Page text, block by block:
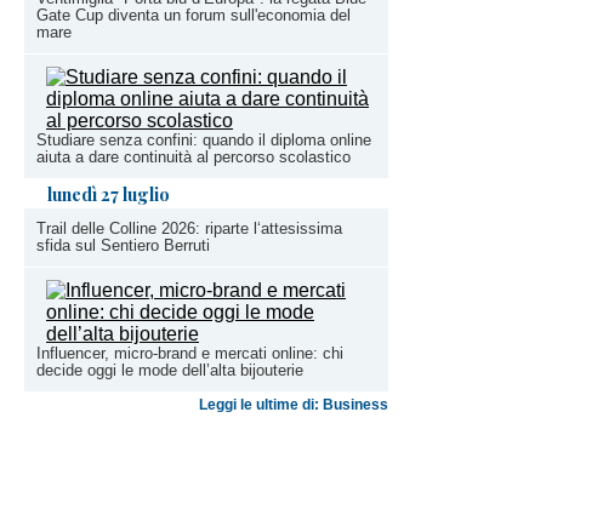
Gate Cup diventa un forum sull'economia del
mare
Studiare senza confini: quando il diploma online
aiuta a dare continuità al percorso scolastico
lunedì 27 luglio
Trail delle Colline 2026: riparte l‘attesissima
sfida sul Sentiero Berruti
Influencer, micro-brand e mercati online: chi
decide oggi le mode dell’alta bijouterie
Leggi le ultime di: Business